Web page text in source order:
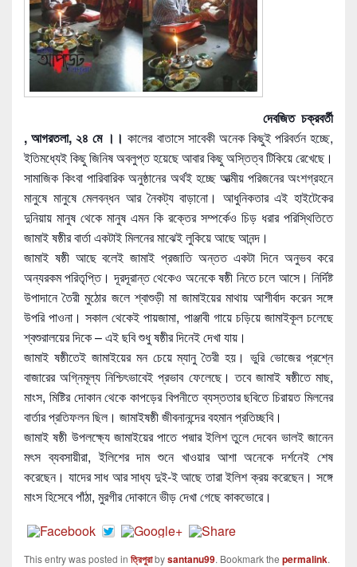
দেবজিত চক্রবর্তী
, আগরতলা, ২৪ মে ।। কালের বাতাসে সাবেকী অনেক কিছুই পরিবর্তন হচ্ছে,
ইতিমধ্যেই কিছু জিনিষ অবলুপ্ত হয়েছে আবার কিছু অস্তিত্ব টিকিয়ে রেখেছে।
সামাজিক কিংবা পারিবারিক অনুষ্ঠানের অর্থই হচ্ছে আত্মীয় পরিজনের অংশগ্রহনে
মানুষে মানুষে মেলবন্ধন আর নৈকট্য বাড়ানো। আধুনিকতার এই হাইটেকের
দুনিয়ায় মানুষ থেকে মানুষ এমন কি রক্তের সম্পর্কেও চিড় ধরার পরিস্থিতিতে
জামাই ষষ্ঠীর বার্তা একটাই মিলনের মাঝেই লুকিয়ে আছে আনন্দ।
জামাই ষষ্ঠী আছে বলেই জামাই প্রজাতি অন্তত একটা দিনে অনুভব করে
অন্যরকম পরিতৃপ্তি। দূরদূরান্ত থেকেও অনেকে ষষ্ঠী নিতে চলে আসে। নির্দিষ্ট
উপাদানে তৈরী মুঠোর জলে শ্বাশুড়ী মা জামাইয়ের মাথায় আশীর্বাদ করেন সঙ্গে
উপরি পাওনা। সকাল থেকেই পায়জামা, পাঞ্জাবী গায়ে চড়িয়ে জামাইকূল চলেছে
শ্বশুরালয়ের দিকে – এই ছবি শুধু ষষ্ঠীর দিনেই দেখা যায়।
জামাই ষষ্ঠীতেই জামাইয়ের মন চেয়ে ম্যানু তৈরী হয়। ভুরি ভোজের প্রশ্নে
বাজারের অগ্নিমূল্য নিশ্চিৎভাবেই প্রভাব ফেলেছে। তবে জামাই ষষ্ঠীতে মাছ,
মাংস, মিষ্টির দোকান থেকে কাপড়ের বিপনীতে ব্যস্ততার ছবিতে চিরায়ত মিলনের
বার্তার প্রতিফলন ছিল। জামাইষষ্ঠী জীবনানন্দের বহমান প্রতিচ্ছবি।
জামাই ষষ্ঠী উপলক্ষ্যে জামাইয়ের পাতে পদ্মার ইলিশ তুলে দেবেন ভালই জানেন
মৎস ব্যবসায়ীরা, ইলিশের দাম শুনে খাওয়ার আশা অনেকে দর্শনেই শেষ
করেছেন। যাদের সাধ আর সাধ্য দুই-ই আছে তারা ইলিশ ক্রয় করেছেন। সঙ্গে
মাংস হিসেবে পাঁঠা, মুরগীর দোকানে ভীড় দেখা গেছে কাকভোরে।
This entry was posted in ত্রিপুরাbysantanu99. Bookmark the permalink.